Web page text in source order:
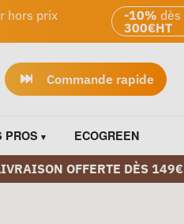
hors prix
-10% dès
300€HT
Commande rapide
PROS ECOGREEN
OFFERTE DÈS